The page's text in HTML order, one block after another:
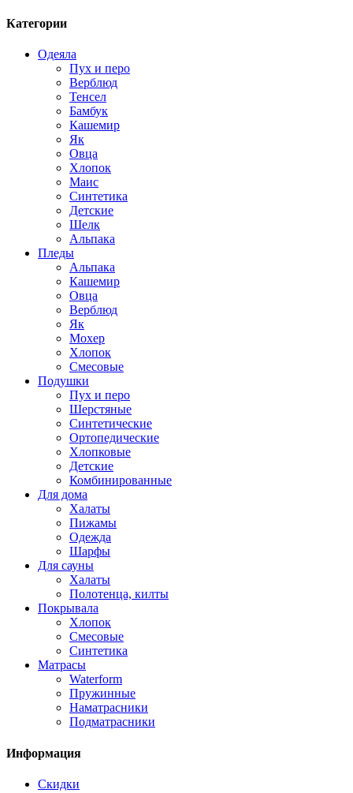
Категории
Одеяла
Пух и перо
Верблюд
Тенсел
Бамбук
Кашемир
Як
Овца
Хлопок
Маис
Синтетика
Детские
Шелк
Альпака
Пледы
Альпака
Кашемир
Овца
Верблюд
Як
Мохер
Хлопок
Смесовые
Подушки
Пух и перо
Шерстяные
Синтетические
Ортопедические
Хлопковые
Детские
Комбинированные
Для дома
Халаты
Пижамы
Одежда
Шарфы
Для сауны
Халаты
Полотенца, килты
Покрывала
Хлопок
Смесовые
Синтетика
Матрасы
Waterform
Пружинные
Наматрасники
Подматрасники
Информация
Скидки